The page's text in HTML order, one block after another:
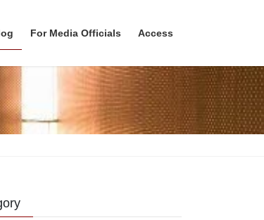
For Media Officials Access